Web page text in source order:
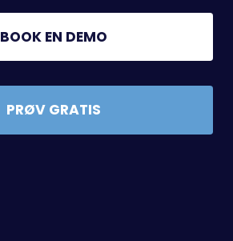
BOOK EN DEMO
PRØV GRATIS